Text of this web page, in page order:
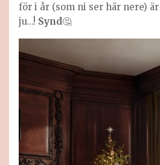
för i år (som ni ser här nere)
ju…! Synd 🤔